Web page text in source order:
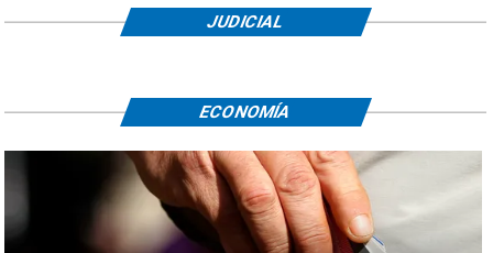
JUDICIAL
ECONOMÍA